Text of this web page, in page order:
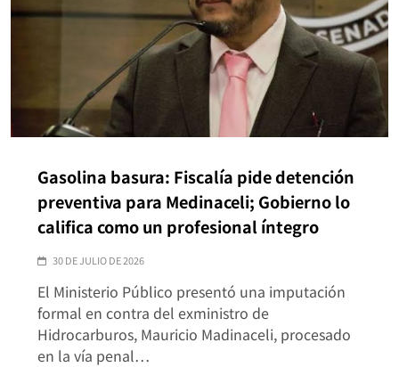
Gasolina basura: Fiscalía pide detención
preventiva para Medinaceli; Gobierno lo
califica como un profesional íntegro
30 DE JULIO DE 2026
El Ministerio Público presentó una imputación
formal en contra del exministro de
Hidrocarburos, Mauricio Madinaceli, procesado
en la vía penal…